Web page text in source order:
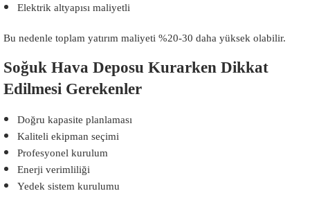
Elektrik altyapısı maliyetli
Bu nedenle toplam yatırım maliyeti %20-30 daha yüksek olabilir.
Soğuk Hava Deposu Kurarken Dikkat
Edilmesi Gerekenler
Doğru kapasite planlaması
Kaliteli ekipman seçimi
Profesyonel kurulum
Enerji verimliliği
Yedek sistem kurulumu